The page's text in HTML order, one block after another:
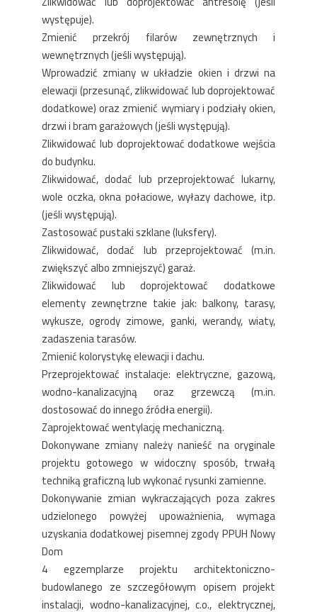
występuje).
Zmienić przekrój filarów zewnętrznych i
wewnętrznych (jeśli występują).
Wprowadzić zmiany w układzie okien i drzwi na
elewacji (przesunąć, zlikwidować lub doprojektować
dodatkowe) oraz zmienić wymiary i podziały okien,
drzwi i bram garażowych (jeśli występują).
Zlikwidować lub doprojektować dodatkowe wejścia
do budynku.
Zlikwidować, dodać lub przeprojektować lukarny,
wole oczka, okna połaciowe, wyłazy dachowe, itp.
(jeśli występują).
Zastosować pustaki szklane (luksfery).
Zlikwidować, dodać lub przeprojektować (m.in.
zwiększyć albo zmniejszyć) garaż.
Zlikwidować lub doprojektować dodatkowe
elementy zewnętrzne takie jak: balkony, tarasy,
wykusze, ogrody zimowe, ganki, werandy, wiaty,
zadaszenia tarasów.
Zmienić kolorystykę elewacji i dachu.
Przeprojektować instalacje: elektryczne, gazową,
wodno-kanalizacyjną oraz grzewczą (m.in.
dostosować do innego źródła energii).
Zaprojektować wentylację mechaniczną.
Dokonywane zmiany należy nanieść na oryginale
projektu gotowego w widoczny sposób, trwałą
techniką graficzną lub wykonać rysunki zamienne.
Dokonywanie zmian wykraczających poza zakres
udzielonego powyżej upoważnienia, wymaga
uzyskania dodatkowej pisemnej zgody PPUH Nowy
Dom
4 egzemplarze projektu architektoniczno-
budowlanego ze szczegółowym opisem projekt
instalacji, wodno-kanalizacyjnej, c.o., elektrycznej,